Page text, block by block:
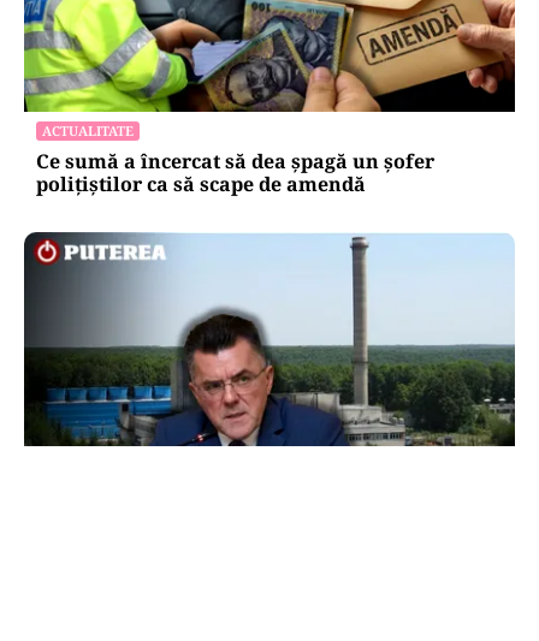
ACTUALITATE
Ce sumă a încercat să dea șpagă un șofer
polițiștilor ca să scape de amendă